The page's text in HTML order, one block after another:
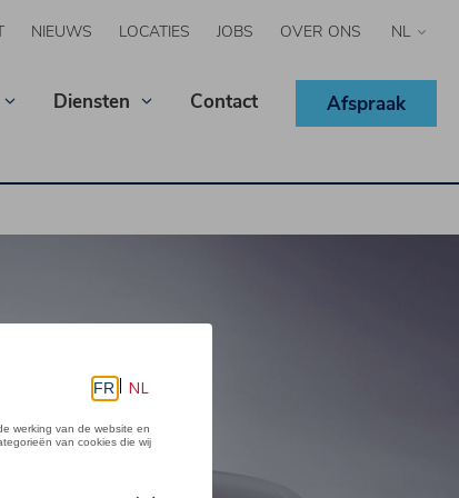
NIEUWS LOCATIES JOBS OVER ONS
Select
Diensten Contact Afspraak